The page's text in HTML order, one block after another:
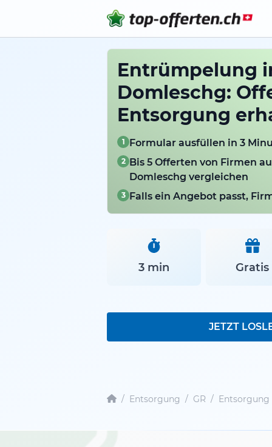
Entrümpelung
Domleschg:
Entsorgung
1 Formular ausfüllen in 3
2 Bis 5 Offerten von Firmen
Domleschg vergleichen
3 Falls ein Angebot passt,
3 min Gratis
JETZT
/ Entsorgung / GR /